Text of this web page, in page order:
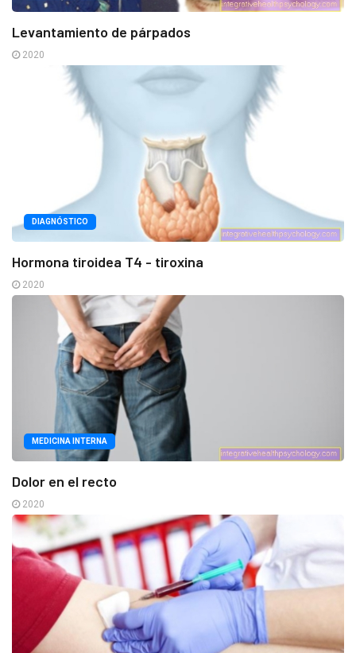
Levantamiento de párpados
2020
DIAGNÓSTICO
Hormona tiroidea T4 - tiroxina
2020
MEDICINA INTERNA
Dolor en el recto
2020